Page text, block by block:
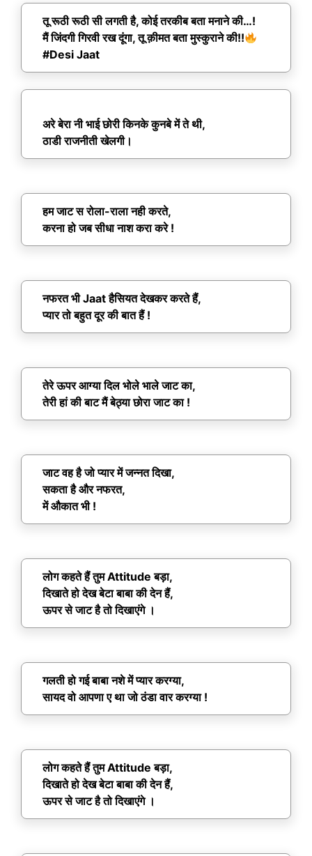
तू रूठी रूठी सी लगती है, कोई तरकीब बता मनाने की…!
मैं जिंदगी गिरवी रख दूंगा, तू क़ीमत बता मुस्कुराने की!!
#Desi Jaat
अरे बेरा नी भाई छोरी किनके कुनबे में ते थी,
ठाडी राजनीती खेलगी।
हम जाट स रोला-राला नही करते,
करना हो जब सीधा नाश करा करे !
नफरत भी Jaat हैसियत देखकर करते हैं,
प्यार तो बहुत दूर की बात हैं !
तेरे ऊपर आग्या दिल भोले भाले जाट का,
तेरी हां की बाट मैं बेठ्या छोरा जाट का !
जाट वह है जो प्यार में जन्नत दिखा,
सकता है और नफरत,
में औकात भी !
लोग कहते हैं तुम Attitude बड़ा,
दिखाते हो देख बेटा बाबा की देन हैं,
ऊपर से जाट है तो दिखाएंगे ।
गलती हो गई बाबा नशे में प्यार करग्या,
सायद वो आपणा ए था जो ठंडा वार करग्या !
लोग कहते हैं तुम Attitude बड़ा,
दिखाते हो देख बेटा बाबा की देन हैं,
ऊपर से जाट है तो दिखाएंगे ।